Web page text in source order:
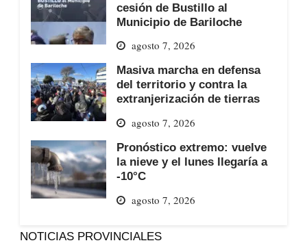
cesión de Bustillo al
Municipio de Bariloche
agosto 7, 2026
Masiva marcha en defensa
del territorio y contra la
extranjerización de tierras
agosto 7, 2026
Pronóstico extremo: vuelve
la nieve y el lunes llegaría a
-10°C
agosto 7, 2026
NOTICIAS PROVINCIALES